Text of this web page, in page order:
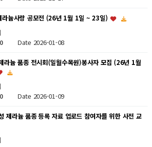
늄사랑 공모전 (26년 1월 1일 ~ 23일)
Date 2026-01-08
라늄 품종 전시회(일월수목원)봉사자 모집 (26년 1월
Date 2026-01-09
제라늄 품종 등록 자료 업로드 참여자를 위한 사전 교